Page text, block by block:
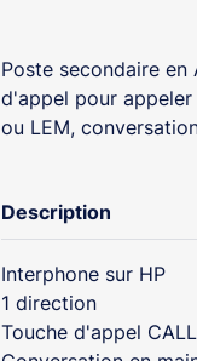
Poste secondaire en
d'appel pour
ou LEM,
Description
Interphone sur HP
1 direction
Touche d'appel CALL